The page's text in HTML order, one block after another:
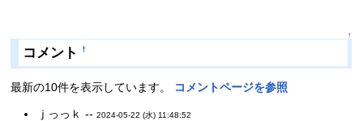
↑
コメント †
最新の10件を表示しています。 コメントページを参照
ｊっっｋ -- 2024-05-22 (水) 11:48:52